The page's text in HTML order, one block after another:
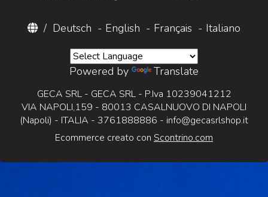
/ Deutsch - English - Français - Italiano
Powered by Translate
GECA SRL - GECA SRL - P.Iva 10239041212
VIA NAPOLI,159 - 80013 CASALNUOVO DI NAPOLI
(Napoli) - ITALIA - 3761888886 - info@gecasrlshop.it
Ecommerce creato con Scontrino.com